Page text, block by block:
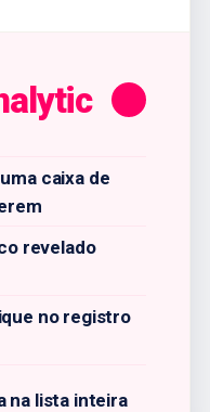
caixa de
revelado
no registro
na lista inteira